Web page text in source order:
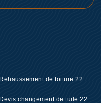
Rehaussement de toiture 22
Devis changement de tuile 22